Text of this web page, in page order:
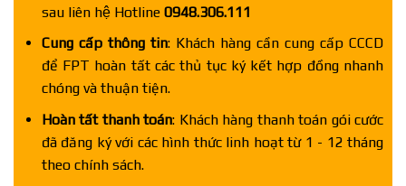
sau liên hệ Hotline 0948.306.111
Cung cấp thông tin: Khách hàng cần cung cấp CCCD
để FPT hoàn tất các thủ tục ký kết hợp đồng nhanh
chóng và thuận tiện.
Hoàn tất thanh toán: Khách hàng thanh toán gói cước
đã đăng ký với các hình thức linh hoạt từ 1 - 12 tháng
theo chính sách.